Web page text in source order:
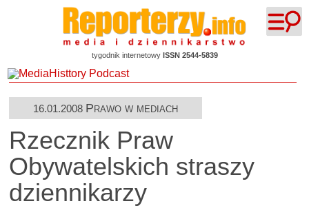
tygodnik internetowy ISSN 2544-5839
16.01.2008 Prawo w mediach
Rzecznik Praw
Obywatelskich straszy
dziennikarzy